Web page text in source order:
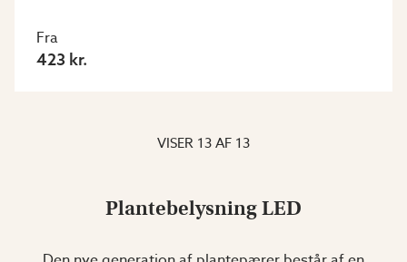
Fra
423 kr.
VISER 13AF 13
Plantebelysning LED